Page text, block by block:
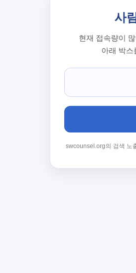
사
현재 접속량이
아래 박스
swcounsel.org의 검색 노